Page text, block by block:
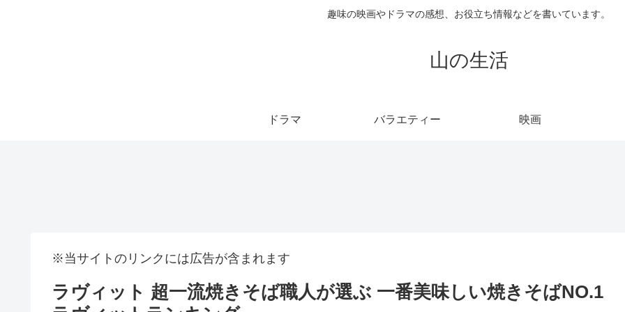
趣味の映画やドラマの感想、お役立ち情報などを書いています。
山の生活
ドラマ バラエティー 映画
※当サイトのリンクには広告が含まれます
ラヴィット 超一流焼きそば職人が選ぶ 一番美味しい焼きそばNO.1